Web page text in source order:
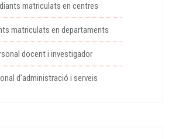
matriculats en centres
matriculats en departaments
docent i investigador
d'administració i serveis